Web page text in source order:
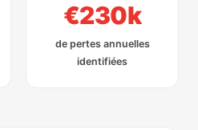
€230k
de pertes annuelles
identifiées